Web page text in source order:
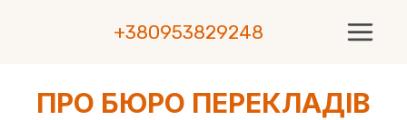
+380953829248
ПРО БЮРО ПЕРЕКЛАДІВ